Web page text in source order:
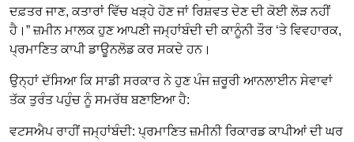
ਦਫ਼ਤਰ ਜਾਣ, ਕਤਾਰਾਂ ਵਿੱਚ ਖੜ੍ਹੇ ਹੋਣ ਜਾਂ ਰਿਸ਼ਵਤ ਦੇਣ ਦੀ ਕੋਈ ਲੋੜ ਨਹੀਂ
ਹੈ।” ਜ਼ਮੀਨ ਮਾਲਕ ਹੁਣ ਆਪਣੀ ਜਮ੍ਹਾਂਬੰਦੀ ਦੀ ਕਾਨੂੰਨੀ ਤੌਰ ‘ਤੇ ਵਿਵਹਾਰਕ,
ਪ੍ਰਮਾਣਿਤ ਕਾਪੀ ਡਾਊਨਲੋਡ ਕਰ ਸਕਦੇ ਹਨ।
ਉਨ੍ਹਾਂ ਦੱਸਿਆ ਕਿ ਸਾਡੀ ਸਰਕਾਰ ਨੇ ਹੁਣ ਪੰਜ ਜ਼ਰੂਰੀ ਆਨਲਾਈਨ ਸੇਵਾਵਾਂ
ਤੱਕ ਤੁਰੰਤ ਪਹੁੰਚ ਨੂੰ ਸਮਰੱਥ ਬਣਾਇਆ ਹੈ:
ਵਟਸਐਪ ਰਾਹੀਂ ਜਮ੍ਹਾਂਬੰਦੀ: ਪ੍ਰਮਾਣਿਤ ਜ਼ਮੀਨੀ ਰਿਕਾਰਡ ਕਾਪੀਆਂ ਦੀ ਘਰ